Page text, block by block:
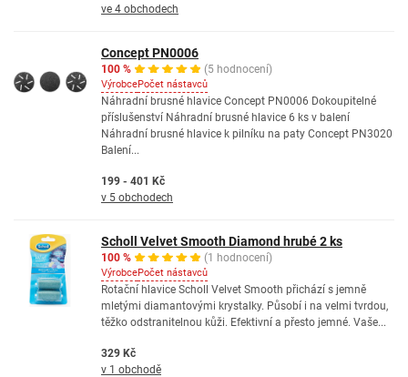
ve 4 obchodech
Concept PN0006
100 % (5 hodnocení)
VýrobcePočet nástavců
Náhradní brusné hlavice Concept PN0006 Dokoupitelné
příslušenství Náhradní brusné hlavice 6 ks v balení
Náhradní brusné hlavice k pilníku na paty Concept PN3020
Balení...
199 - 401 Kč
v 5 obchodech
Scholl Velvet Smooth Diamond hrubé 2 ks
100 % (1 hodnocení)
VýrobcePočet nástavců
Rotační hlavice Scholl Velvet Smooth přichází s jemně
mletými diamantovými krystalky. Působí i na velmi tvrdou,
těžko odstranitelnou kůži. Efektivní a přesto jemné. Vaše...
329 Kč
v 1 obchodě